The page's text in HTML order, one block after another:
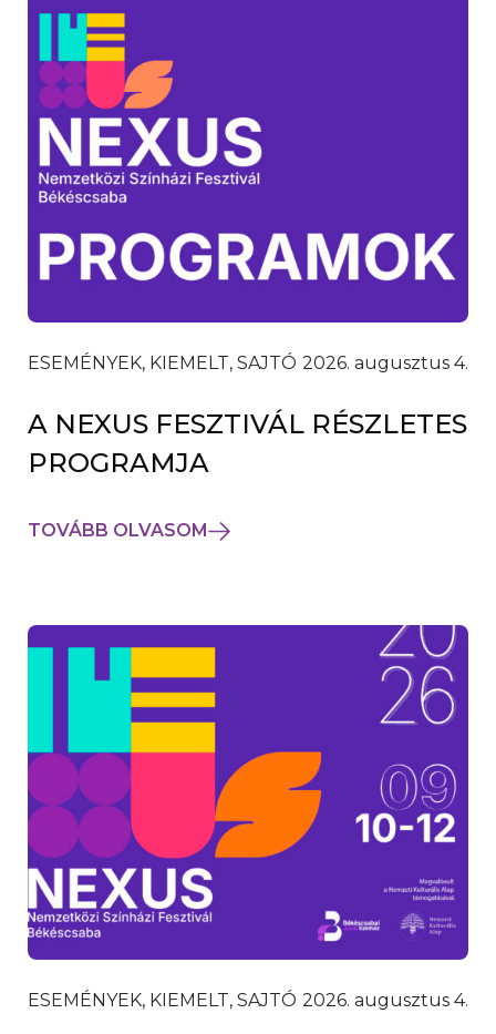
ESEMÉNYEK, KIEMELT, SAJTÓ 2026. augusztus 4.
A NEXUS FESZTIVÁL RÉSZLETES
PROGRAMJA
TOVÁBB OLVASOM
ESEMÉNYEK, KIEMELT, SAJTÓ 2026. augusztus 4.